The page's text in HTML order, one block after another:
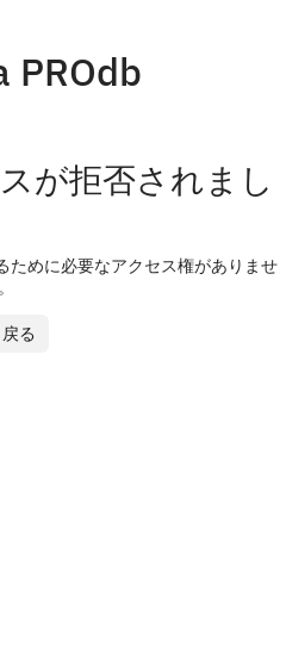
PROdb
が拒否されまし
ために必要なアクセス権がありませ
戻る